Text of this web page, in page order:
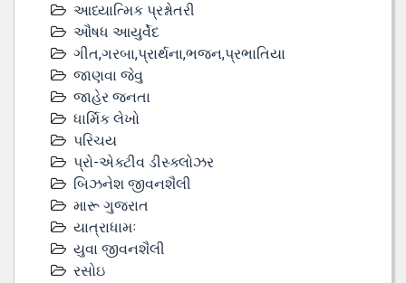
આધ્યાત્મિક પ્રશ્નોતરી
ઔષધ આયુર્વેદ
ગીત,ગરબા,પ્રાર્થના,ભજન,પ્રભાતિયા
જાણવા જેવુ
જાહેર જનતા
ધાર્મિક લેખો
પરિચય
પ્રો-એક્ટીવ ડીસ્‍ક્લોઝર
બિઝનેશ જીવનશૈલી
મારૂ ગુજરાત
યાત્રાધામઃ
યુવા જીવનશૈલી
રસોઇ